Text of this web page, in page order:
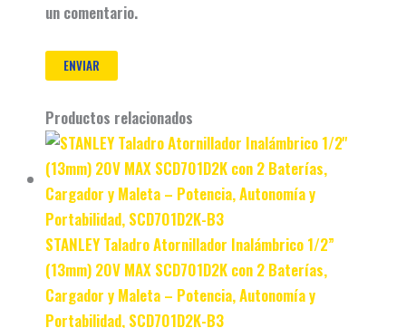
un comentario.
Productos relacionados
STANLEY Taladro Atornillador Inalámbrico 1/2”
(13mm) 20V MAX SCD701D2K con 2 Baterías,
Cargador y Maleta – Potencia, Autonomía y
Portabilidad, SCD701D2K-B3